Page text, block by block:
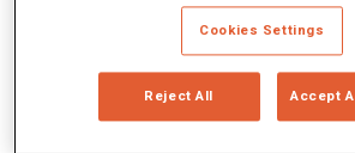
Cookies Settings
Reject All Accept